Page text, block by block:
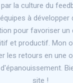
la culture du
à
pour favoriser un
et productif. Mon
les retours en une
site !